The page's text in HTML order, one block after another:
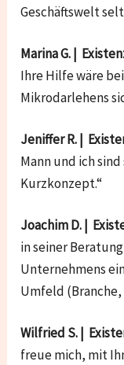
Geschäftswelt
Marina G. |
Ihre Hilfe wäre
Mikrodarlehens
Jeniffer R. |
Mann und ich
Kurzkonzept.“
Joachim D. |
in seiner
Unternehmens
Umfeld
Wilfried S. |
freue mich, mit